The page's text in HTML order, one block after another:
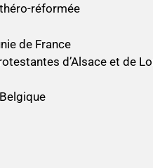
réformée
de France
d’Alsace et de